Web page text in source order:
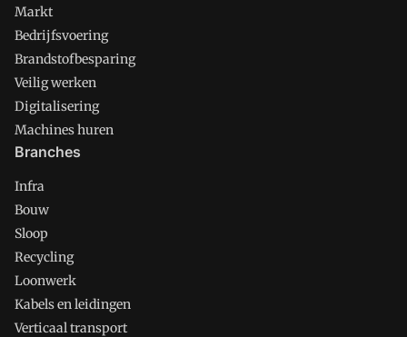
Markt
Bedrijfsvoering
Brandstofbesparing
Veilig werken
Digitalisering
Machines huren
Branches
Infra
Bouw
Sloop
Recycling
Loonwerk
Kabels en leidingen
Verticaal transport